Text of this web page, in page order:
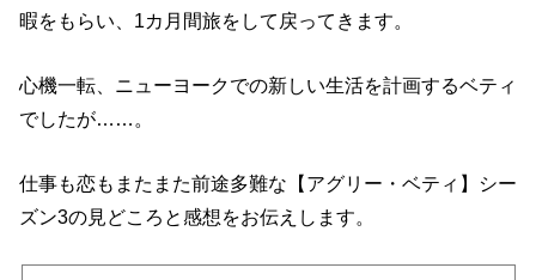
暇をもらい、1カ月間旅をして戻ってきます。
心機一転、ニューヨークでの新しい生活を計画するベティ
でしたが……。
仕事も恋もまたまた前途多難な【アグリー・ベティ】シー
ズン3の見どころと感想をお伝えします。